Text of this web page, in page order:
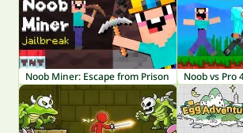
Noob Miner: Escape from Prison Noob vs Pro